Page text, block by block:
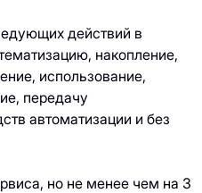
действий в
накопление,
использование,
передачу
автоматизации и без
но не менее чем на 3